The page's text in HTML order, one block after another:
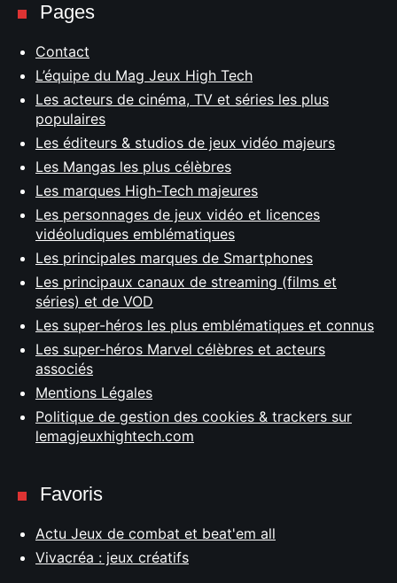
Pages
Contact
L’équipe du Mag Jeux High Tech
Les acteurs de cinéma, TV et séries les plus
populaires
Les éditeurs & studios de jeux vidéo majeurs
Les Mangas les plus célèbres
Les marques High-Tech majeures
Les personnages de jeux vidéo et licences
vidéoludiques emblématiques
Les principales marques de Smartphones
Les principaux canaux de streaming (films et
séries) et de VOD
Les super-héros les plus emblématiques et connus
Les super-héros Marvel célèbres et acteurs
associés
Mentions Légales
Politique de gestion des cookies & trackers sur
lemagjeuxhightech.com
Favoris
Actu Jeux de combat et beat'em all
Vivacréa : jeux créatifs